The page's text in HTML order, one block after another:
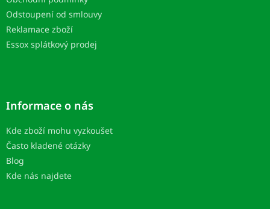
Odstoupení od smlouvy
Reklamace zboží
Essox splátkový prodej
Informace o nás
Kde zboží mohu vyzkoušet
Často kladené otázky
Blog
Kde nás najdete